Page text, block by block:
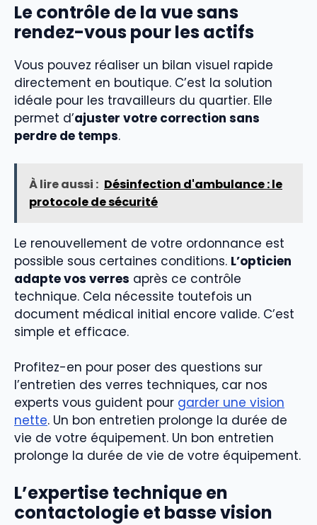
Le contrôle de la vue sans
rendez-vous pour les actifs
Vous pouvez réaliser un bilan visuel rapide
directement en boutique. C’est la solution
idéale pour les travailleurs du quartier. Elle
permet d’ajuster votre correction sans
perdre de temps.
À lire aussi : Désinfection d'ambulance : le
protocole de sécurité
Le renouvellement de votre ordonnance est
possible sous certaines conditions. L’opticien
adapte vos verres après ce contrôle
technique. Cela nécessite toutefois un
document médical initial encore valide. C’est
simple et efficace.
Profitez-en pour poser des questions sur
l’entretien des verres techniques, car nos
experts vous guident pour garder une vision
nette. Un bon entretien prolonge la durée de
vie de votre équipement. Un bon entretien
prolonge la durée de vie de votre équipement.
L’expertise technique en
contactologie et basse vision